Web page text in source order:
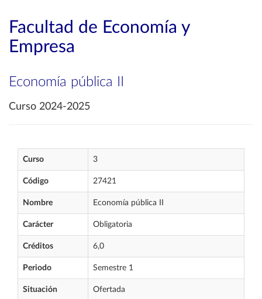
Facultad de Economía y
Empresa
Economía pública II
Curso 2024-2025
Curso 3
Código 27421
Nombre Economía pública II
Carácter Obligatoria
Créditos 6,0
Periodo Semestre 1
Situación Ofertada